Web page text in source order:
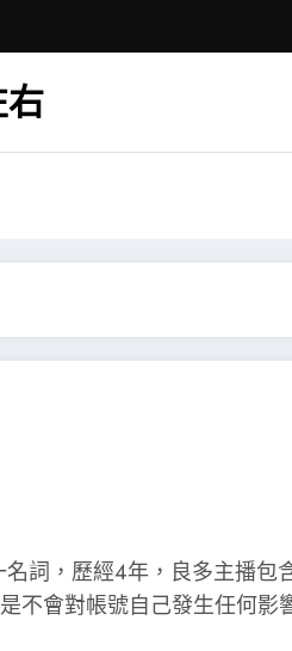
名詞，歷經4年，良多主播包
會對帳號自己發生任何影響